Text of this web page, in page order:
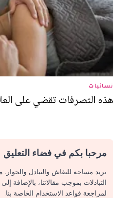
نسائيات
هذه التصرفات تقضي على
مرحبا بكم في فضاء التعليق
نريد مساحة للنقاش والتبادل
التبادلات بموجب مقالاتنا، بالإضافة
لمراجعة قواعد الاستخدام الخاصة بنا.